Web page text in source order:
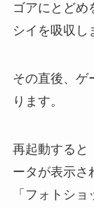
ゴアにとどめ
シイを吸収し
その直後、ゲ
ります。
再起動すると
ータが表示さ
「フォトシ